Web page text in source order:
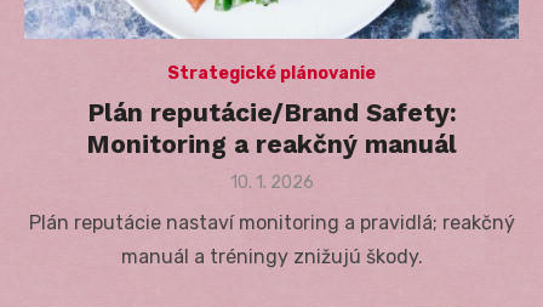
Strategické plánovanie
Plán reputácie/Brand Safety:
Monitoring a reakčný manuál
Posted
10. 1. 2026
Plán reputácie nastaví monitoring a pravidlá; reakčný
manuál a tréningy znižujú škody.